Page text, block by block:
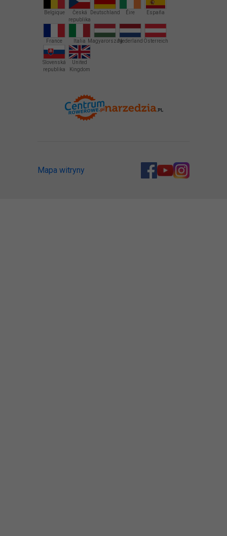
Belgique
Česká
republika
Deutschland Éire España
France Italia MagyarországNederland Österreich
Slovenská
republika
United
Kingdom
Mapa witryny